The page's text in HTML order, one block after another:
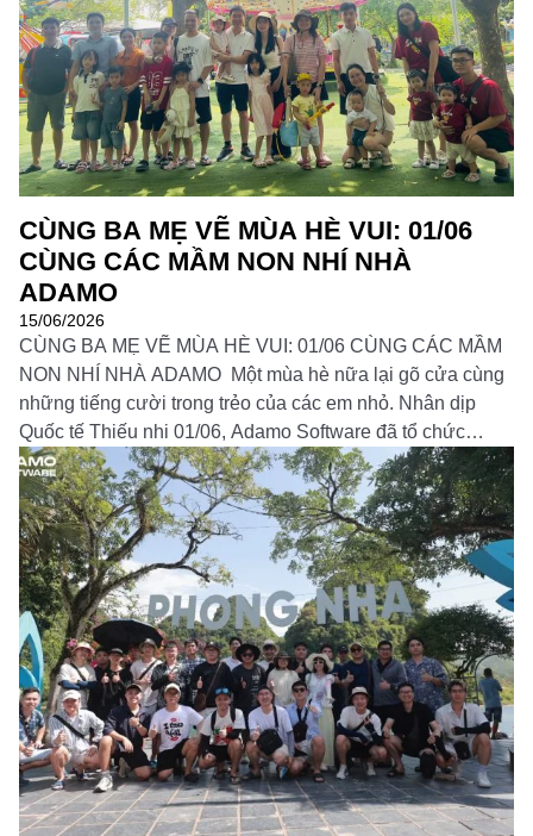
Đọc thêm
CÙNG BA MẸ VẼ MÙA HÈ VUI: 01/06
CÙNG CÁC MẦM NON NHÍ NHÀ
ADAMO
15/06/2026
CÙNG BA MẸ VẼ MÙA HÈ VUI: 01/06 CÙNG CÁC MẦM
NON NHÍ NHÀ ADAMO Một mùa hè nữa lại gõ cửa cùng
những tiếng cười trong trẻo của các em nhỏ. Nhân dịp
Quốc tế Thiếu nhi 01/06, Adamo Software đã tổ chức
chương trình trải nghiệm đặc biệt dành cho các “mầm non
[…]
Đọc thêm